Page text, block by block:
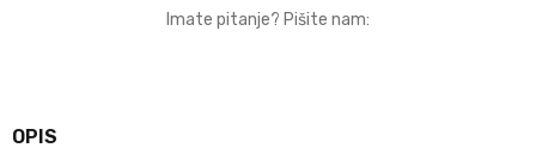
Imate pitanje? Pišite nam:
OPIS